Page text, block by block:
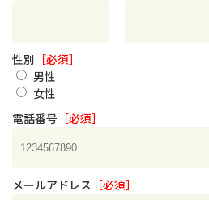
性別 ［必須］
男性
女性
電話番号 ［必須］
メールアドレス ［必須］